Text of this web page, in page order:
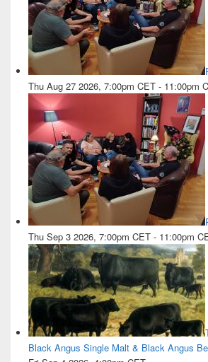
Thu Aug 27 2026, 7:00pm CET - 11:00pm
Thu Sep 3 2026, 7:00pm CET - 11:00pm
Black Angus Single Malt & Black Angus